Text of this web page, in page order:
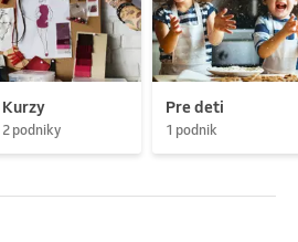
Kurzy
2 podniky
Pre deti
1 podnik